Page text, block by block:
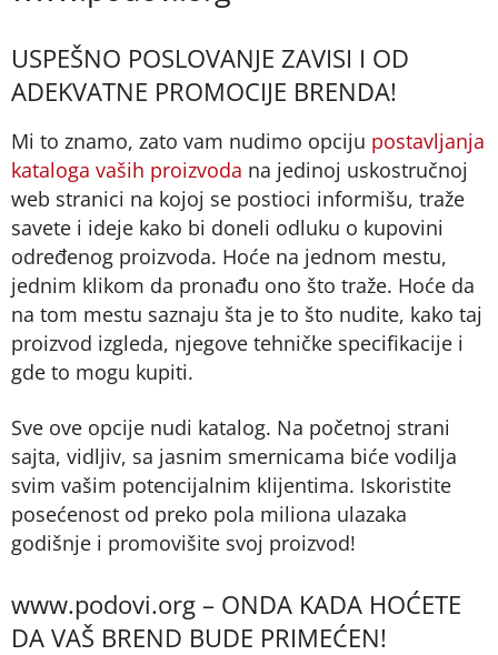
USPEŠNO POSLOVANJE ZAVISI I OD
ADEKVATNE PROMOCIJE BRENDA!
Mi to znamo, zato vam nudimo opciju postavljanja
kataloga vaših proizvoda na jedinoj uskostručnoj
web stranici na kojoj se postioci informišu, traže
savete i ideje kako bi doneli odluku o kupovini
određenog proizvoda. Hoće na jednom mestu,
jednim klikom da pronađu ono što traže. Hoće da
na tom mestu saznaju šta je to što nudite, kako taj
proizvod izgleda, njegove tehničke specifikacije i
gde to mogu kupiti.
Sve ove opcije nudi katalog. Na početnoj strani
sajta, vidljiv, sa jasnim smernicama biće vodilja
svim vašim potencijalnim klijentima. Iskoristite
posećenost od preko pola miliona ulazaka
godišnje i promovišite svoj proizvod!
www.podovi.org – ONDA KADA HOĆETE
DA VAŠ BREND BUDE PRIMEĆEN!